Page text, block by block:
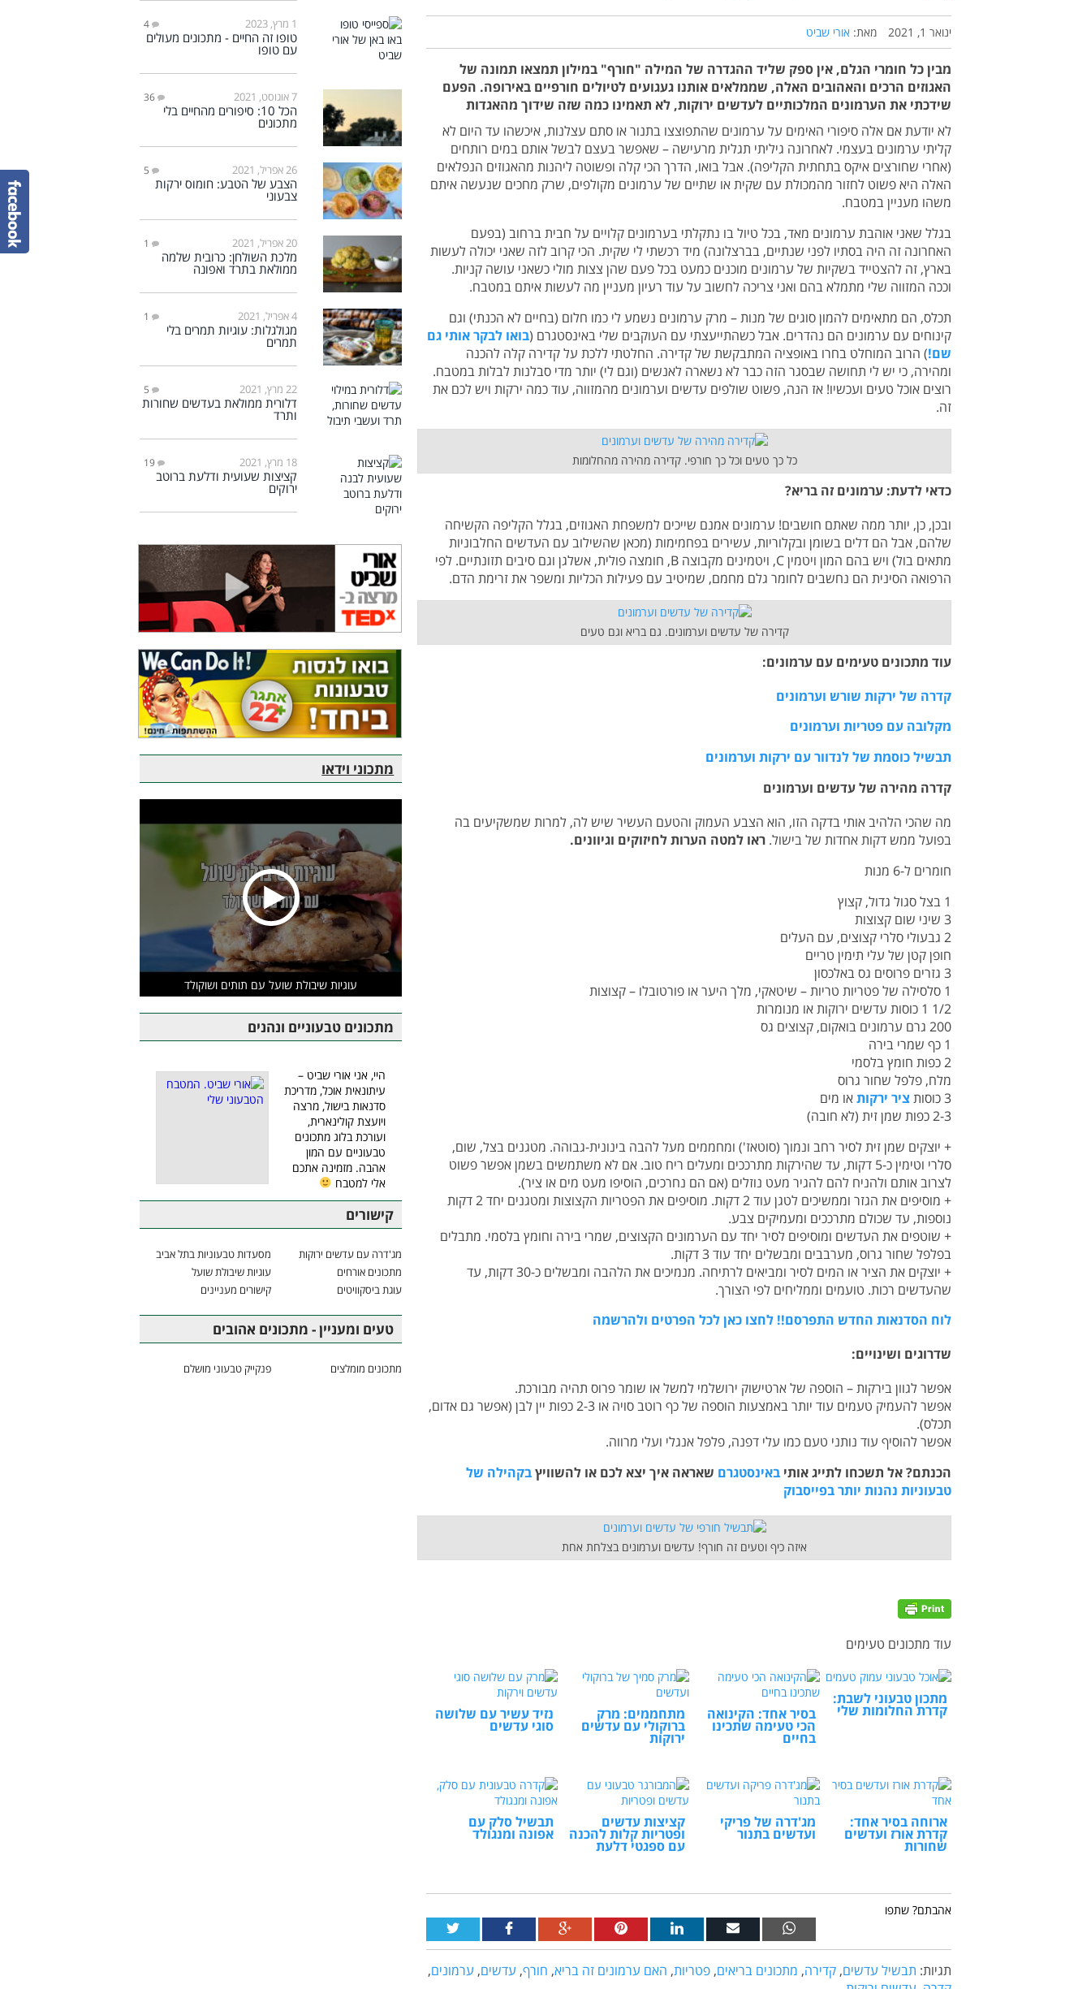
ינואר 1, 2021 מאת: אורי שביט
מבין כל חומרי הגלם, אין ספק שליד ההגדרה של המילה "חורף" במילון תמצאו תמונה של
האגוזים הרכים והאהובים האלה, שממלאים אותנו געגועים לטיולים חורפיים באירופה. הפעם
שידכתי את הערמונים המלכותיים לעדשים ירוקות, לא תאמינו כמה שזה שידוך מהאגדות
לא יודעת אם אלה סיפורי האימים על ערמונים שהתפוצצו בתנור או סתם עצלנות, איכשהו עד היום לא
קליתי ערמונים בעצמי. לאחרונה גיליתי תגלית מרעישה – שאפשר בעצם לבשל אותם במים רותחים
(אחרי שחורצים איקס בתחתית הקליפה). אבל בואו, הדרך הכי קלה ופשוטה ליהנות מהאגוזים הנפלאים
האלה היא פשוט לחזור מהמכולת עם שקית או שתיים של ערמונים מקולפים, שרק מחכים שנעשה איתם
משהו מעניין במטבח.
בגלל שאני אוהבת ערמונים מאד, בכל טיול בו נתקלתי בערמונים קלויים על חבית ברחוב (בפעם
האחרונה זה היה בסתיו לפני שנתיים, בברצלונה) מיד רכשתי לי שקית. הכי קרוב לזה שאני יכולה לעשות
בארץ, זה להצטייד בשקיות של ערמונים מוכנים כמעט בכל פעם שהן צצות מולי כשאני עושה קניות.
וככה המזווה שלי מתמלא בהם ואני צריכה לחשוב על עוד רעיון מעניין מה לעשות איתם במטבח.
תכלס, הם מתאימים להמון סוגים של מנות – מרק ערמונים נשמע לי כמו חלום (בחיים לא הכנתי) וגם
קינוחים עם ערמונים הם נהדרים. אבל כשהתייעצתי עם העוקבים שלי באינסטגרם (בואו לבקר אותי גם
שם!) הרוב המוחלט בחרו באופציה המתבקשת של קדירה. החלטתי ללכת על קדירה קלה להכנה
ומהירה, כי יש לי תחושה שבסגר הזה כבר לא נשארה לאנשים (וגם לי) יותר מדי סבלנות לבלות במטבח.
רוצים אוכל טעים ועכשיו! אז הנה, פשוט שולפים עדשים וערמונים מהמזווה, עוד כמה ירקות ויש לכם את
זה.
כל כך טעים וכל כך חורפי. קדירה מהירה מהחלומות
כדאי לדעת: ערמונים זה בריא?
ובכן, כן, יותר ממה שאתם חושבים! ערמונים אמנם שייכים למשפחת האגוזים, בגלל הקליפה הקשיחה
שלהם, אבל הם דלים בשומן ובקלוריות, עשירים בפחמימות (מכאן שהשילוב עם העדשים החלבוניות
מתאים בול) ויש בהם המון ויטמין C, ויטמינים מקבוצה B, חומצה פולית, אשלגן וגם סיבים תזונתיים. לפי
הרפואה הסינית הם נחשבים לחומר גלם מחמם, שמיטיב עם פעילות הכליות ומשפר את זרימת הדם.
קדירה של עדשים וערמונים. גם בריא וגם טעים
עוד מתכונים טעימים עם ערמונים:
קדרה של ירקות שורש וערמונים
מקלובה עם פטריות וערמונים
תבשיל כוסמת של לנדוור עם ירקות וערמונים
קדרה מהירה של עדשים וערמונים
מה שהכי הלהיב אותי בדקה הזו, הוא הצבע העמוק והטעם העשיר שיש לה, למרות שמשקיעים בה
בפועל ממש דקות אחדות של בישול. ראו למטה הערות לחיזוקים וגיוונים.
חומרים ל-6 מנות
1 בצל סגול גדול, קצוץ
3 שיני שום קצוצות
2 גבעולי סלרי קצוצים, עם העלים
חופן קטן של עלי תימין טריים
3 גזרים פרוסים גס באלכסון
1 סלסילה של פטריות טריות – שיטאקי, מלך היער או פורטובלו – קצוצות
1/2 1 כוסות עדשים ירוקות או מנומרות
200 גרם ערמונים בואקום, קצוצים גס
1 כף שמרי בירה
2 כפות חומץ בלסמי
מלח, פלפל שחור גרוס
3 כוסות
ציר ירקותאו מים
2-3 כפות שמן זית (לא חובה)
+ יוצקים שמן זית לסיר רחב ונמוך (סוטאז') ומחממים מעל להבה בינונית-גבוהה. מטגנים בצל, שום,
סלרי וטימין כ-5 דקות, עד שהירקות מתרככים ומעלים ריח טוב. אם לא משתמשים בשמן אפשר פשוט
לצרוב אותם ולהניח להם להגיר מעט נוזלים (אם הם נחרכים, הוסיפו מעט מים או ציר).
+ מוסיפים את הגזר וממשיכים לטגן עוד 2 דקות. מוסיפים את הפטריות הקצוצות ומטגנים יחד 2 דקות
נוספות, עד שכולם מתרככים ומעמיקים צבע.
+ שוטפים את העדשים ומוסיפים לסיר יחד עם הערמונים הקצוצים, שמרי בירה וחומץ בלסמי. מתבלים
בפלפל שחור גרוס, מערבבים ומבשלים יחד עוד 3 דקות.
+ יוצקים את הציר או המים לסיר ומביאים לרתיחה. מנמיכים את הלהבה ומבשלים כ-30 דקות, עד
שהעדשים רכות. טועמים וממליחים לפי הצורך.
לוח הסדנאות החדש התפרסם!! לחצו כאן לכל הפרטים ולהרשמה
שדרוגים ושינויים:
אפשר לגוון בירקות – הוספה של ארטישוק ירושלמי למשל או שומר פרוס תהיה מבורכת.
אפשר להעמיק טעמים עוד יותר באמצעות הוספה של כף רוטב סויה או 2-3 כפות יין לבן (אפשר גם אדום,
תכלס).
אפשר להוסיף עוד נותני טעם כמו עלי דפנה, פלפל אנגלי ועלי מרווה.
הכנתם? אל תשכחו לתייג אותי באינסטגרם שאראה איך יצא לכם או להשוויץבקהילה של
טבעוניות נהנות יותר בפייסבוק
איזה כיף וטעים זה חורף! עדשים וערמונים בצלחת אחת
עוד מתכונים טעימים
מתכון טבעוני לשבת:
קדרת החלומות שלי בסיר אחד: הקינואה
הכי טעימה שתכינו
בחיים
מתחממים: מרק
ברוקולי עם עדשים
ירוקות
נזיד עשיר עם שלושה
סוגי עדשים
ארוחה בסיר אחד:
קדרת אורז ועדשים
שחורות
מג'דרה של פריקי
ועדשים בתנור
קציצות עדשים
ופטריות קלות להכנה
עם ספגטי דלעת
תבשיל סלק עם
אפונה ומנגולד
אהבתם? שתפו
תגיות: תבשיל עדשים, קדירה, מתכונים בריאים, פטריות, האם ערמונים זה בריא, חורף, עדשים, ערמונים,
1 מרץ, 2023 4
טופו זה החיים - מתכונים מעולים
עם טופו
7 אוגוסט, 2021 36
הכל 10: סיפורים מהחיים בלי
מתכונים
26 אפריל, 2021 5
הצבע של הטבע: חומוס ירקות
צבעוני
20 אפריל, 2021 1
מלכת השולחן: כרובית שלמה
ממולאת בתרד ואפונה
4 אפריל, 2021 1
מגולגלות: עוגיות תמרים בלי
תמרים
22 מרץ, 2021 5
דלורית ממולאת בעדשים שחורות
ותרד
18 מרץ, 2021 19
קציצות שעועית ודלעת ברוטב
ירוקים
מתכוני וידאו
עוגיות שיבולת שועל עם תותים ושוקולד
מתכונים טבעוניים ונהנים
היי, אני אורי שביט –
עיתונאית אוכל, מדריכת
סדנאות בישול, מרצה
ויועצת קולינארית,
ועורכת בלוג מתכונים
טבעוניים עם המון
אהבה. מזמינה אתכם
אלי למטבח
קישורים
מג'דרה עם עדשים ירוקות
מסעדות טבעוניות בתל אביב
מתכונים אורחים
עוגיות שיבולת שועל
עוגת ביסקוויטים
קישורים מעניינים
טעים ומעניין - מתכונים אהובים
מתכונים מומלצים פנקייק טבעוני מושלם